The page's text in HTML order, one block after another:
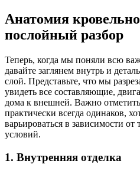
Анатомия
послойный разбор
Теперь, когда мы поняли всю
давайте заглянем внутрь и
слой. Представьте, что мы
увидеть все составляющие,
дома к внешней. Важно
практически всегда одинаков,
варьироваться в зависимости
условий.
1. Внутренняя отделка